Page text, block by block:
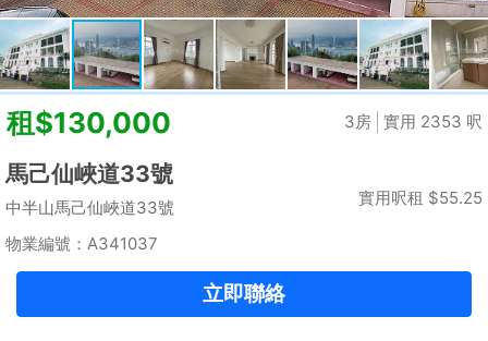
標準2100呎村屋
元朗 標準2100呎村屋 4房4套
建築 2100呎@$17
實用 --
租$35,000
置頂